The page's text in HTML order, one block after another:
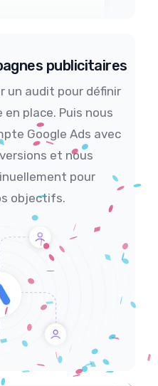
publicitaires
un audit pour définir
place. Puis nous
Google Ads avec
et nous
pour
objectifs.